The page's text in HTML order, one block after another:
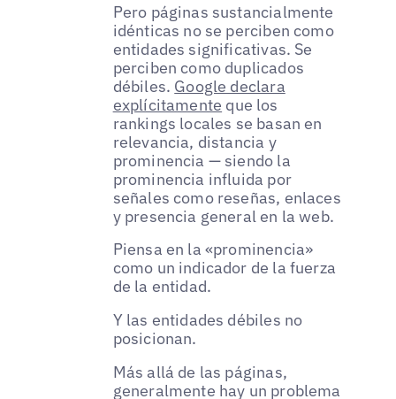
Pero páginas sustancialmente
idénticas no se perciben como
entidades significativas. Se
perciben como duplicados
débiles. Google declara
explícitamente que los
rankings locales se basan en
relevancia, distancia y
prominencia — siendo la
prominencia influida por
señales como reseñas, enlaces
y presencia general en la web.
Piensa en la «prominencia»
como un indicador de la fuerza
de la entidad.
Y las entidades débiles no
posicionan.
Más allá de las páginas,
generalmente hay un problema